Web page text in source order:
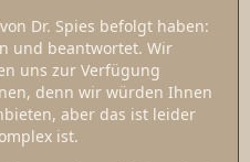
Dr. Spies befolgt haben:
und beantwortet. Wir
uns zur Verfügung
denn wir würden Ihnen
aber das ist leider
ist.